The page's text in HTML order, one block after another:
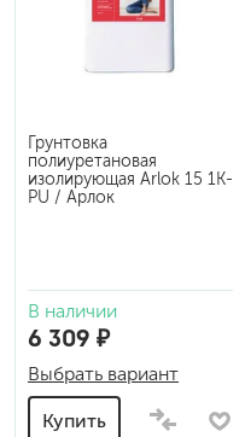
Грунтовка
полиуретановая
изолирующая Arlok 15 1K-
PU / Арлок
В наличии
6 309 ₽
Выбрать вариант
Купить